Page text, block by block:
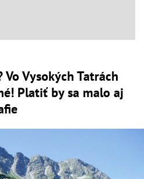
Vysokých Tatrách
Platiť by sa malo aj